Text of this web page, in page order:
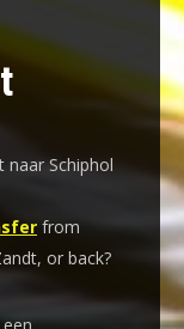
Schiphol
from
or back?